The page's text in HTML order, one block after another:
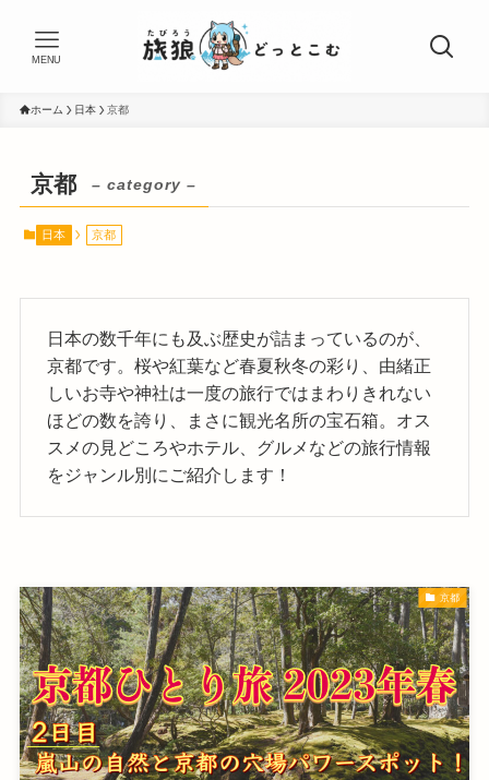
MENU
ホーム 日本 京都
京都 – category –
日本 京都
日本の数千年にも及ぶ歴史が詰まっているのが、
京都です。桜や紅葉など春夏秋冬の彩り、由緒正
しいお寺や神社は一度の旅行ではまわりきれない
ほどの数を誇り、まさに観光名所の宝石箱。オス
スメの見どころやホテル、グルメなどの旅行情報
をジャンル別にご紹介します！
京都